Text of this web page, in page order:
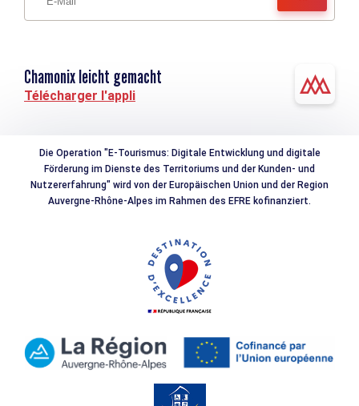
Chamonix leicht gemacht
Télécharger l'appli
Die Operation "E-Tourismus: Digitale Entwicklung und digitale
Förderung im Dienste des Territoriums und der Kunden- und
Nutzererfahrung" wird von der Europäischen Union und der Region
Auvergne-Rhône-Alpes im Rahmen des EFRE kofinanziert.